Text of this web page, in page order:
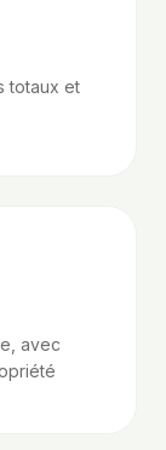
totaux et
avec